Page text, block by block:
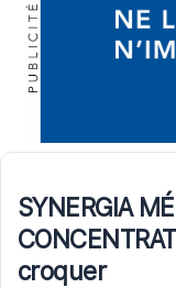
SYNERGIA
croquer